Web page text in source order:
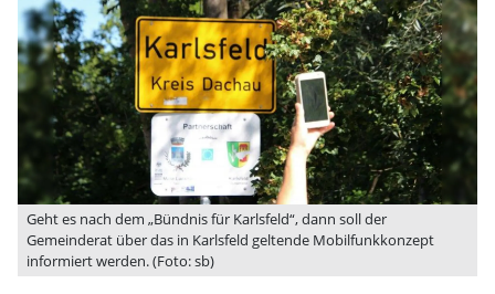
Geht es nach dem „Bündnis für Karlsfeld“, dann soll der
Gemeinderat über das in Karlsfeld geltende Mobilfunkkonzept
informiert werden. (Foto: sb)